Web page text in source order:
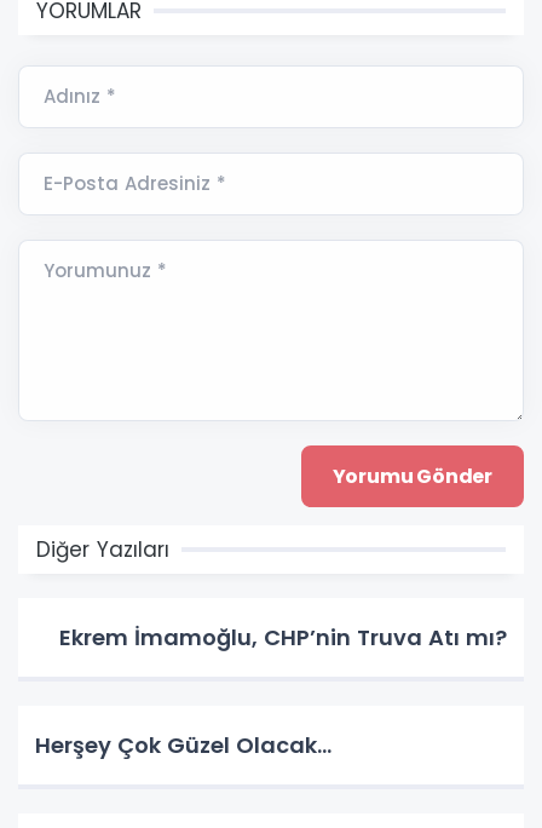
YORUMLAR
Adınız *
E-Posta Adresiniz *
Yorumunuz *
Diğer Yazıları
Ekrem İmamoğlu, CHP’nin Truva Atı mı?
Herşey Çok Güzel Olacak…